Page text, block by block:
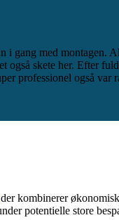
gang med
skete her. Efter
professionel også
kombinerer
potentielle store